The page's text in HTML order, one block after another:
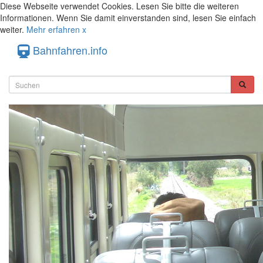
Diese Webseite verwendet Cookies. Lesen Sie bitte die weiteren
Informationen. Wenn Sie damit einverstanden sind, lesen Sie einfach
weiter. Mehr erfahren x
Bahnfahren.info